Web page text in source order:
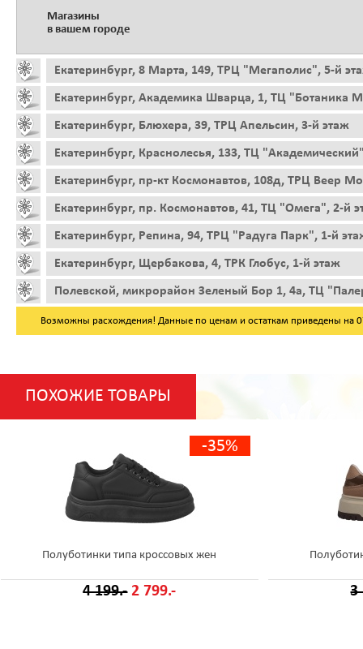
Магазины
в вашем городе
Екатеринбург, 8 Марта, 149, ТРЦ "Мегаполис", 5-й
Екатеринбург, Академика Шварца, 1, ТЦ "Ботаника
Екатеринбург, Блюхера, 39, ТРЦ Апельсин, 3-й этаж
Екатеринбург, Краснолесья, 133, ТЦ
Екатеринбург, пр-кт Космонавтов, 108д, ТРЦ Веер
Екатеринбург, пр. Космонавтов, 41, ТЦ "Омега", 2-й
Екатеринбург, Репина, 94, ТРЦ "Радуга Парк", 1-й
Екатеринбург, Щербакова, 4, ТРК Глобус, 1-й этаж
Полевской, микрорайон Зеленый Бор 1, 4а, ТЦ
Возможны расхождения! Данные по ценам и остаткам приведены на
ПОХОЖИЕ ТОВАРЫ
-35%
Полуботинки типа кроссовых жен
4 199.- 2 799.- 3